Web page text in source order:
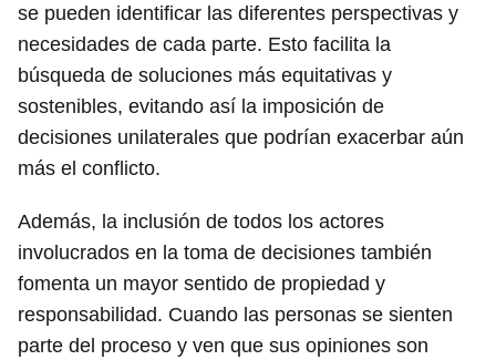
se pueden identificar las diferentes perspectivas y
necesidades de cada parte. Esto facilita la
búsqueda de soluciones más equitativas y
sostenibles, evitando así la imposición de
decisiones unilaterales que podrían exacerbar aún
más el conflicto.
Además, la inclusión de todos los actores
involucrados en la toma de decisiones también
fomenta un mayor sentido de propiedad y
responsabilidad. Cuando las personas se sienten
parte del proceso y ven que sus opiniones son